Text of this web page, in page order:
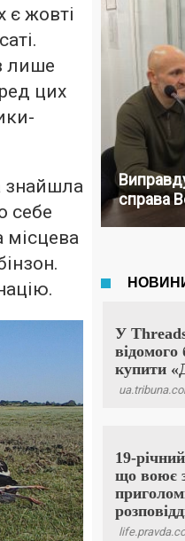
є жовті
лише
цих
знайшла
себе
місцева
справа